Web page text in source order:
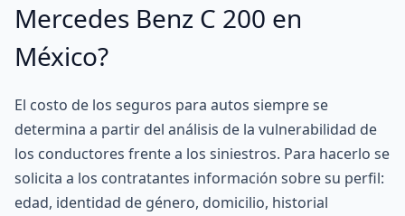
Mercedes Benz C 200 en
México?
El costo de los seguros para autos siempre se
determina a partir del análisis de la vulnerabilidad de
los conductores frente a los siniestros. Para hacerlo se
solicita a los contratantes información sobre su perfil:
edad, identidad de género, domicilio, historial